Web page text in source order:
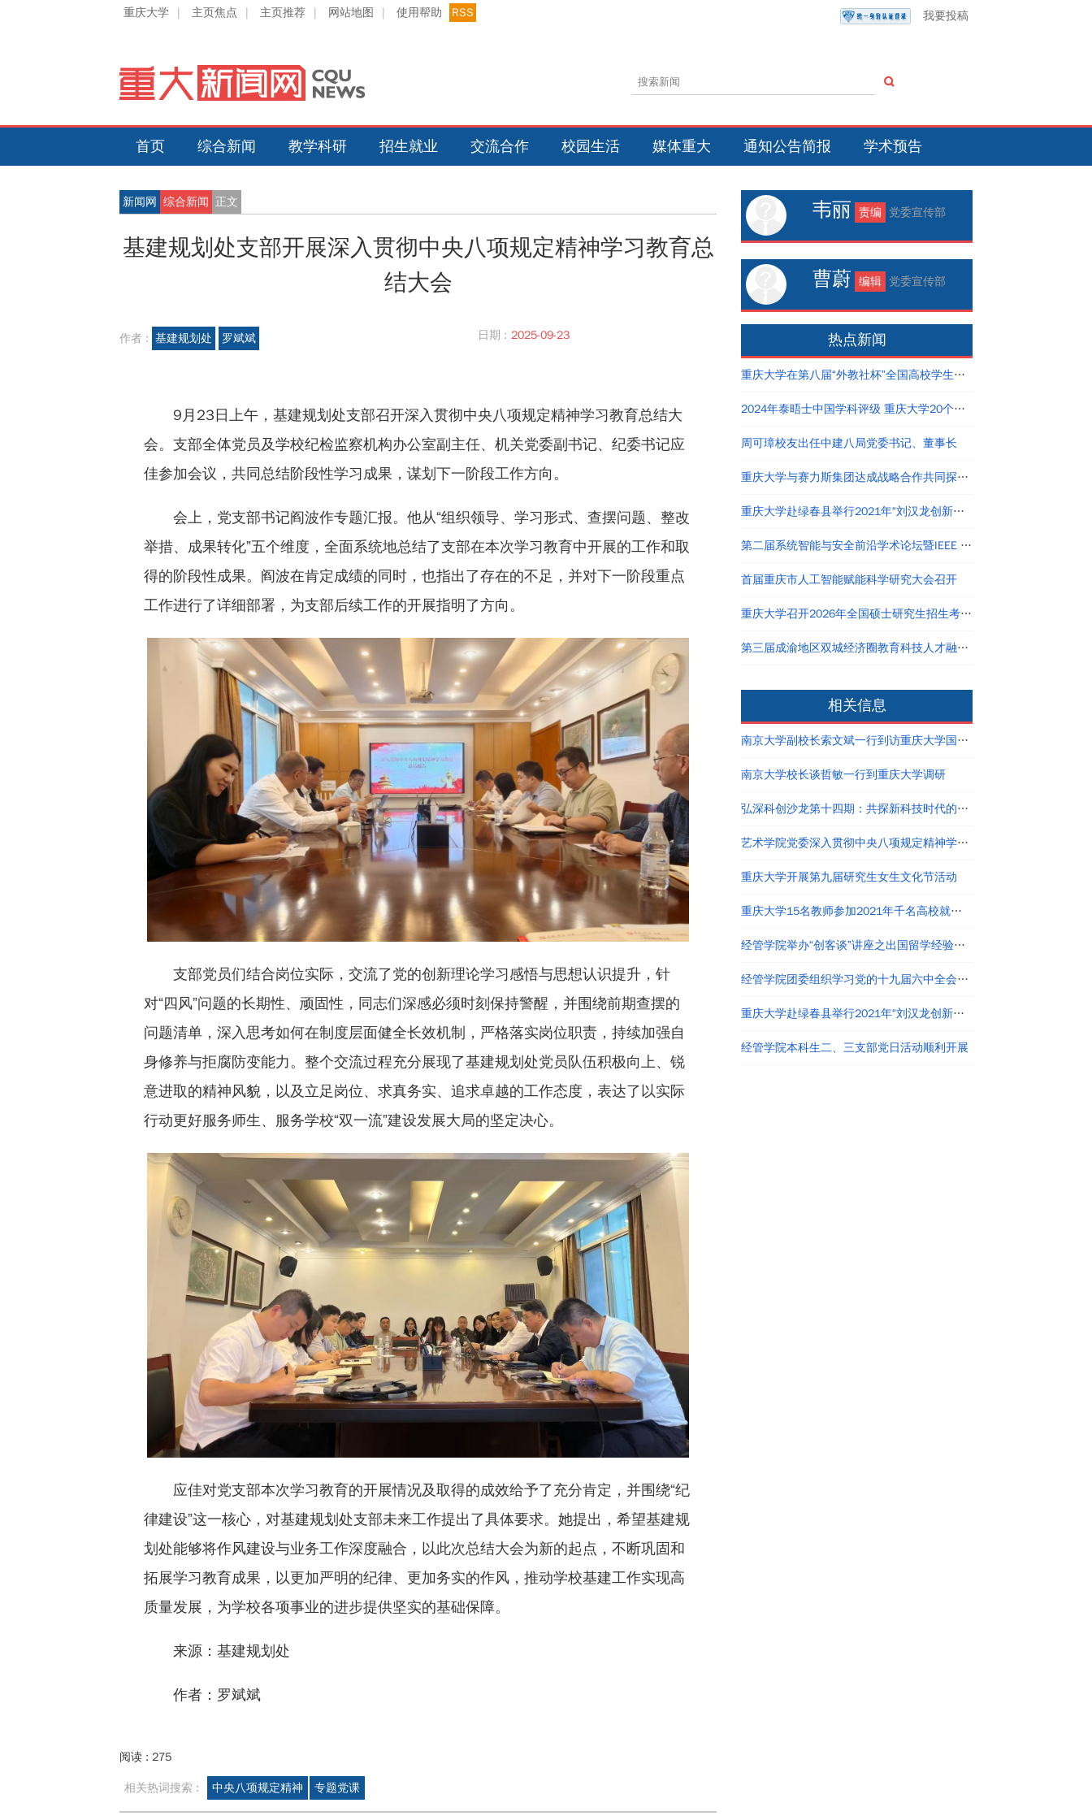
重庆大学 | 主页焦点 | 主页推荐 | 网站地图 | 使用帮助 RSS 我要投稿
首页 综合新闻 教学科研 招生就业 交流合作 校园生活 媒体重大 通知公告简报 学术预告
新闻网 综合新闻 正文
基建规划处支部开展深入贯彻中央八项规定精神学习教育总
结大会
作者 : 基建规划处 罗斌斌 日期 : 2025-09-23
9月23日上午，基建规划处支部召开深入贯彻中央八项规定精神学习教育总结大
会。支部全体党员及学校纪检监察机构办公室副主任、机关党委副书记、纪委书记应
佳参加会议，共同总结阶段性学习成果，谋划下一阶段工作方向。
会上，党支部书记阎波作专题汇报。他从“组织领导、学习形式、查摆问题、整改
举措、成果转化”五个维度，全面系统地总结了支部在本次学习教育中开展的工作和取
得的阶段性成果。阎波在肯定成绩的同时，也指出了存在的不足，并对下一阶段重点
工作进行了详细部署，为支部后续工作的开展指明了方向。
支部党员们结合岗位实际，交流了党的创新理论学习感悟与思想认识提升，针
对“四风”问题的长期性、顽固性，同志们深感必须时刻保持警醒，并围绕前期查摆的
问题清单，深入思考如何在制度层面健全长效机制，严格落实岗位职责，持续加强自
身修养与拒腐防变能力。整个交流过程充分展现了基建规划处党员队伍积极向上、锐
意进取的精神风貌，以及立足岗位、求真务实、追求卓越的工作态度，表达了以实际
行动更好服务师生、服务学校“双一流”建设发展大局的坚定决心。
应佳对党支部本次学习教育的开展情况及取得的成效给予了充分肯定，并围绕“纪
律建设”这一核心，对基建规划处支部未来工作提出了具体要求。她提出，希望基建规
划处能够将作风建设与业务工作深度融合，以此次总结大会为新的起点，不断巩固和
拓展学习教育成果，以更加严明的纪律、更加务实的作风，推动学校基建工作实现高
质量发展，为学校各项事业的进步提供坚实的基础保障。
来源：基建规划处
作者：罗斌斌
阅读 : 275
相关热词搜索 : 中央八项规定精神 专题党课
韦丽 责编 党委宣传部
曹蔚 编辑 党委宣传部
热点新闻
重庆大学在第八届“外教社杯”全国高校学生跨文化能力大赛短视频大赛中荣获佳绩
2024年泰晤士中国学科评级 重庆大学20个学科评为A类
周可璋校友出任中建八局党委书记、董事长
重庆大学与赛力斯集团达成战略合作共同探寻产教融合创新路径
重庆大学赴绿春县举行2021年“刘汉龙创新团队龙之梦”奖助学金颁发仪式
第二届系统智能与安全前沿学术论坛暨IEEE Chongqing Section成立仪式在重庆举办
首届重庆市人工智能赋能科学研究大会召开
重庆大学召开2026年全国硕士研究生招生考试自命题评卷工作会议
第三届成渝地区双城经济圈教育科技人才融汇发展论坛举行
相关信息
南京大学副校长索文斌一行到访重庆大学国家卓越工程师学院
南京大学校长谈哲敏一行到重庆大学调研
弘深科创沙龙第十四期：共探新科技时代的创新创业与职业发展
艺术学院党委深入贯彻中央八项规定精神学习教育读书班结业
重庆大学开展第九届研究生女生文化节活动
重庆大学15名教师参加2021年千名高校就业工作者专题培训
经管学院举办“创客谈”讲座之出国留学经验分享
经管学院团委组织学习党的十九届六中全会精神
重庆大学赴绿春县举行2021年“刘汉龙创新团队龙之梦”奖助学金颁发仪式
经管学院本科生二、三支部党日活动顺利开展